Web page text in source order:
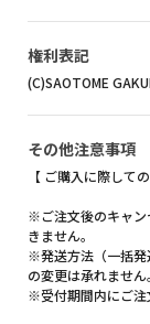
権利表記
(C)SAOTOME
その他注意事項
【 ご購入に際して
※ご注文後のキャン
きません。
※発送方法（一括発
の変更は承れません。
※受付期間内にご注